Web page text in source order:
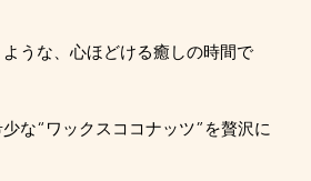
うな、心ほどける癒しの時間で
な“ワックスココナッツ”を贅沢に